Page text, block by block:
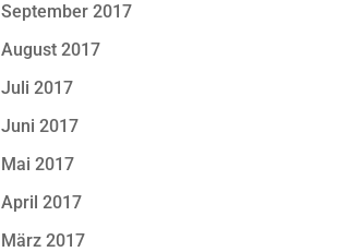
September 2017
August 2017
Juli 2017
Juni 2017
Mai 2017
April 2017
März 2017